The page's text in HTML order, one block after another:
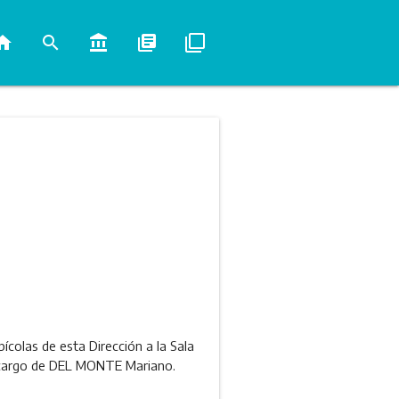
search account_balance library_books filter_none
de esta Dirección a la Sala
de DEL MONTE Mariano.